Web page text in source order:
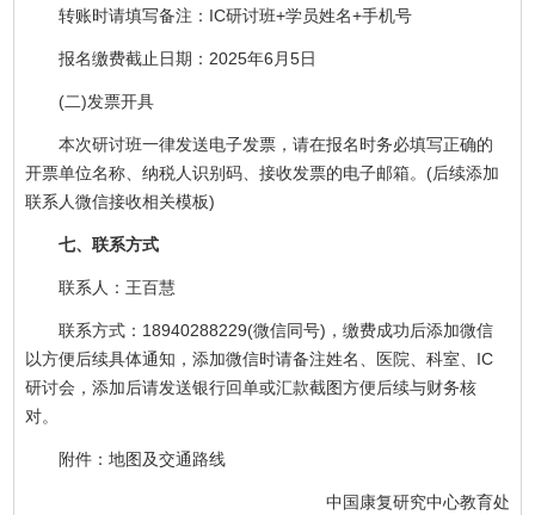
转账时请填写备注：IC研讨班+学员姓名+手机号
报名缴费截止日期：2025年6月5日
(二)发票开具
本次研讨班一律发送电子发票，请在报名时务必填写正确的
开票单位名称、纳税人识别码、接收发票的电子邮箱。(后续添加
联系人微信接收相关模板)
七、联系方式
联系人：王百慧
联系方式：18940288229(微信同号)，缴费成功后添加微信
以方便后续具体通知，添加微信时请备注姓名、医院、科室、IC
研讨会，添加后请发送银行回单或汇款截图方便后续与财务核
对。
附件：地图及交通路线
中国康复研究中心教育处